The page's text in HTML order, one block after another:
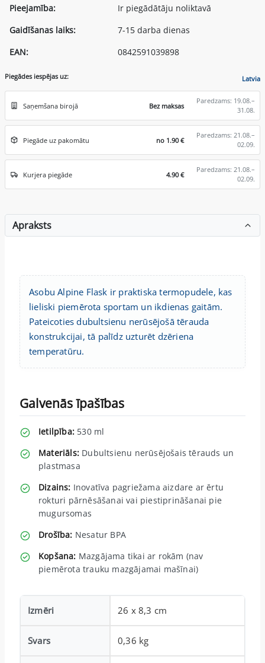
Pieejamība:
Ir piegādātāju noliktavā
Gaidīšanas laiks:
7-15 darba dienas
EAN:
0842591039898
Piegādes iespējas uz: Latvia
Saņemšana birojā Bez maksas
Paredzams: 19.08.–
31.08.
Piegāde uz pakomātu no 1.90 €
Paredzams: 21.08.–
02.09.
Kurjera piegāde 4.90 €
Paredzams: 21.08.–
02.09.
Apraksts
Asobu Alpine Flask ir praktiska termopudele, kas
lieliski piemērota sportam un ikdienas gaitām.
Pateicoties dubultsienu nerūsējošā tērauda
konstrukcijai, tā palīdz uzturēt dzēriena
temperatūru.
Galvenās īpašības
Ietilpība: 530 ml
Materiāls: Dubultsienu nerūsējošais tērauds un
plastmasa
Dizains: Inovatīva pagriežama aizdare ar ērtu
rokturi pārnēsāšanai vai piestiprināšanai pie
mugursomas
Drošība: Nesatur BPA
Kopšana: Mazgājama tikai ar rokām (nav
piemērota trauku mazgājamai mašīnai)
Izmēri 26 x 8,3 cm
Svars 0,36 kg